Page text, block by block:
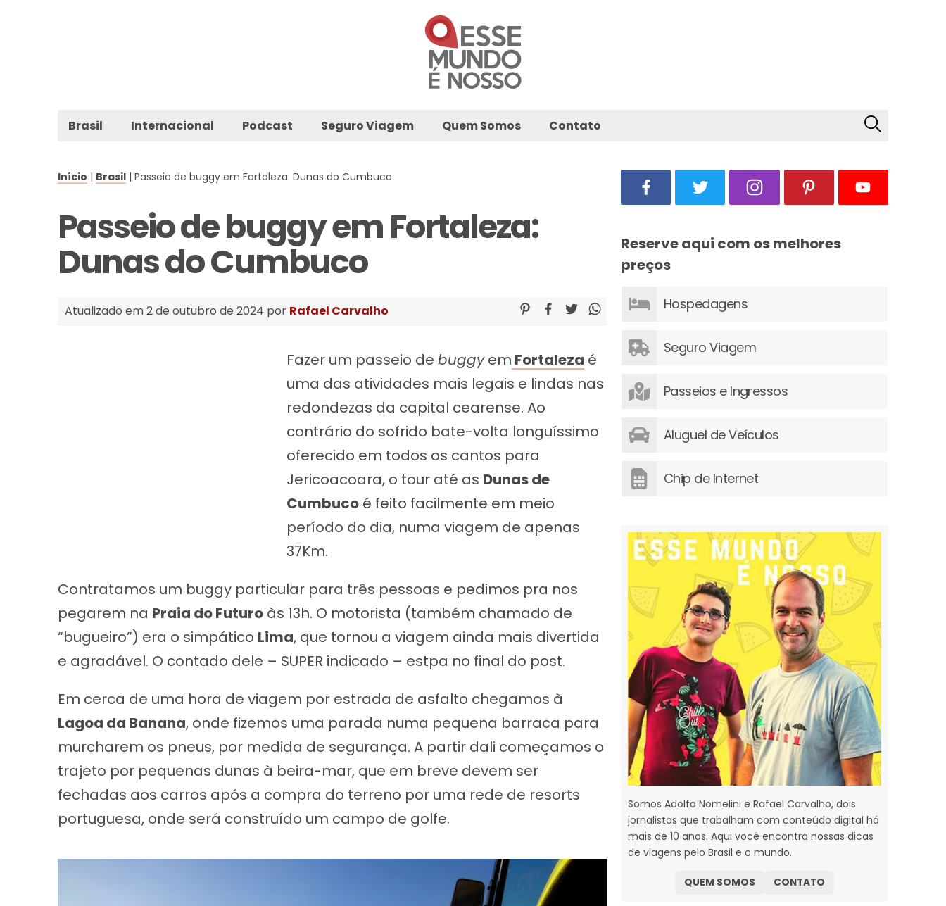
Brasil Internacional Podcast Seguro Viagem Quem Somos Contato
Início | Brasil | Passeio de buggy em Fortaleza: Dunas do Cumbuco
Passeio de buggy em Fortaleza:
Dunas do Cumbuco
Atualizado em 2 de outubro de 2024 por Rafael Carvalho
Fazer um passeio de buggyem Fortaleza é
uma das atividades mais legais e lindas nas
redondezas da capital cearense. Ao
contrário do sofrido bate-volta longuíssimo
oferecido em todos os cantos para
Jericoacoara, o tour até as Dunas de
Cumbuco é feito facilmente em meio
período do dia, numa viagem de apenas
37Km.
Contratamos um buggy particular para três pessoas e pedimos pra nos
pegarem na Praia do Futuro às 13h. O motorista (também chamado de
“bugueiro”) era o simpático Lima, que tornou a viagem ainda mais divertida
e agradável. O contado dele – SUPER indicado – estpa no final do post.
Em cerca de uma hora de viagem por estrada de asfalto chegamos à
Lagoa da Banana, onde fizemos uma parada numa pequena barraca para
murcharem os pneus, por medida de segurança. A partir dali começamos o
trajeto por pequenas dunas à beira-mar, que em breve devem ser
fechadas aos carros após a compra do terreno por uma rede de resorts
portuguesa, onde será construído um campo de golfe.
Reserve aqui com os melhores
preços
Hospedagens
Seguro Viagem
Passeios e Ingressos
Aluguel de Veículos
Chip de Internet
Somos Adolfo Nomelini e Rafael Carvalho, dois
jornalistas que trabalham com conteúdo digital há
mais de 10 anos. Aqui você encontra nossas dicas
de viagens pelo Brasil e o mundo.
QUEM SOMOS CONTATO